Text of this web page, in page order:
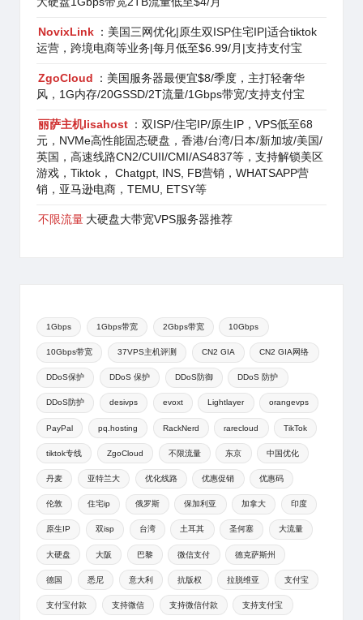
NovixLink ：美国三网优化|原生双ISP住宅IP|适合tiktok
运营，跨境电商等业务|每月低至$6.99/月|支持支付宝
ZgoCloud
：美国服务器最便宜$8/季度，主打轻奢华
风，1G内存/20GSSD/2T流量/1Gbps带宽/支持支付宝
丽萨主机lisahost ：双ISP/住宅IP/原生IP，VPS低至68
元，NVMe高性能固态硬盘，香港/台湾/日本/新加坡/美国/
英国，高速线路CN2/CUII/CMI/AS4837等，支持解锁美区
游戏，Tiktok， Chatgpt, INS, FB营销，WHATSAPP营
销，亚马逊电商，TEMU, ETSY等
不限流量 大硬盘大带宽VPS服务器推荐
1Gbps 1Gbps带宽 2Gbps带宽 10Gbps
10Gbps带宽 37VPS主机评测 CN2 GIA CN2 GIA网络
DDoS保护 DDoS 保护 DDoS防御 DDoS 防护
DDoS防护 desivps evoxt Lightlayer orangevps
PayPal pq.hosting RackNerd rarecloud TikTok
tiktok专线 ZgoCloud 不限流量 东京 中国优化
丹麦 亚特兰大 优化线路 优惠促销 优惠码
伦敦 住宅ip 俄罗斯 保加利亚 加拿大 印度
原生IP 双isp 台湾 土耳其 圣何塞 大流量
大硬盘 大阪 巴黎 微信支付 德克萨斯州
德国 悉尼 意大利 抗版权 拉脱维亚 支付宝
支付宝付款 支持微信 支持微信付款 支持支付宝